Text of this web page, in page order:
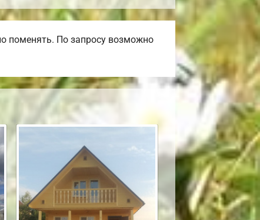
поменять. По запросу возможно